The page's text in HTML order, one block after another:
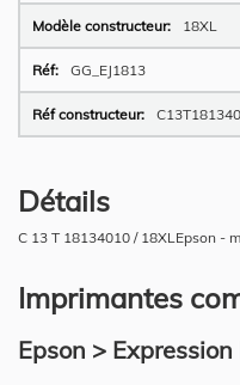
18XL
GG_EJ1813
Détails
C 13 T 18134010 / 18XLEpson -
Imprimantes
Epson >